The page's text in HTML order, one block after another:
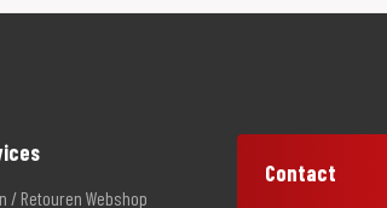
/ Retouren Webshop
Contact